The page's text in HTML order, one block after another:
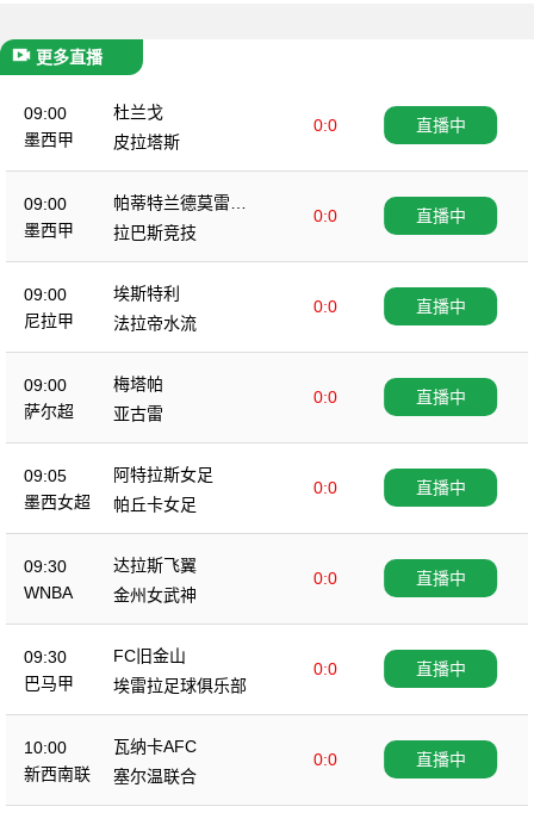
更多直播
09:00
墨西甲
杜兰戈
0:0
皮拉塔斯
直播中
09:00
墨西甲
帕蒂特兰德莫雷洛
斯
0:0
拉巴斯竞技
直播中
09:00
尼拉甲
埃斯特利
0:0
法拉帝水流
直播中
09:00
萨尔超
梅塔帕
0:0
亚古雷
直播中
09:05
墨西女超
阿特拉斯女足
0:0
帕丘卡女足
直播中
09:30
WNBA
达拉斯飞翼
0:0
金州女武神
直播中
09:30
巴马甲
FC旧金山
0:0
埃雷拉足球俱乐部
直播中
10:00
新西南联
瓦纳卡AFC
0:0
塞尔温联合
直播中